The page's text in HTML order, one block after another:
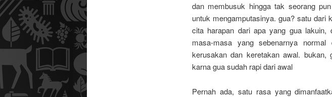
dan membusuk hingga tak seorang
untuk mengamputasinya. gua? satu dari
cita harapan dari apa yang gua lakuin,
masa-masa yang sebenarnya
kerusakan dan keretakan awal. bukan,
karna gua sudah rapi dari awal
Pernah ada, satu rasa yang